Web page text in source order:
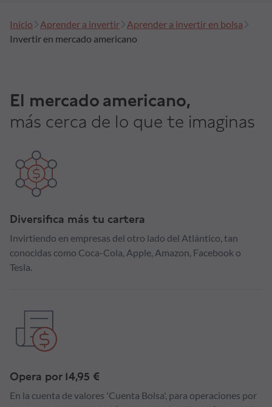
Inicio Aprender a invertir
Aprender a invertir en bolsa
Invertir en mercado americano
El mercado americano,
más cerca de lo que te imaginas
Diversifica más tu cartera
Invirtiendo en empresas del otro lado del Atlántico, tan
conocidas como Coca-Cola, Apple, Amazon, Facebook o
Tesla.
Opera por 14,95 €
En la cuenta de valores 'Cuenta Bolsa', para operaciones por